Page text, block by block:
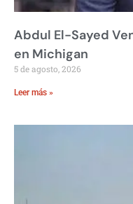
Abdul El-Sayed
en Michigan
5 de agosto, 2026
Leer más »